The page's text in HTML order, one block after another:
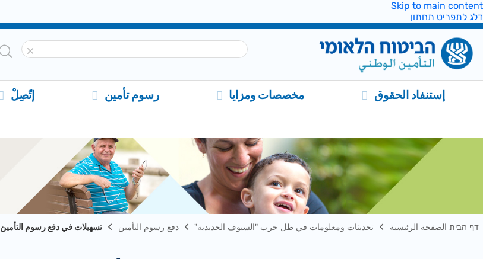
Skip to main content
דלג לתפריט תחתון
إستنفاد الحقوق مخصصات ومزايا رسوم تأمين إتّصِلْ
דף הבית الصفحة الرئيسية تحديثات ومعلومات في ظل حرب "السيوف الحديدية" دفع رسوم التأمين تسهيلات في دفع رسوم التأمين